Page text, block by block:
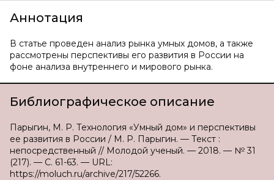
Аннотация
В статье проведен анализ рынка умных домов, а также
рассмотрены перспективы его развития в России на
фоне анализа внутреннего и мирового рынка.
Библиографическое описание
Парыгин, М. Р. Технология «Умный дом» и перспективы
ее развития в России / М. Р. Парыгин. — Текст :
непосредственный // Молодой ученый. — 2018. — № 31
(217). — С. 61-63. — URL:
https://moluch.ru/archive/217/52266.